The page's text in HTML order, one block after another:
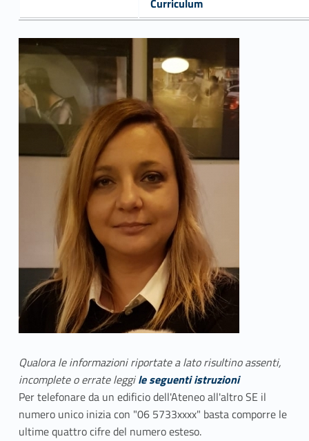
Qualora le informazioni riportate a lato risultino assenti,
incomplete o errate leggile seguenti istruzioni
Per telefonare da un edificio dell'Ateneo all'altro SE il
numero unico inizia con "06 5733xxxx" basta comporre le
ultime quattro cifre del numero esteso.